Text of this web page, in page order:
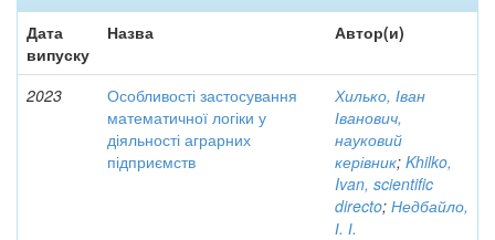
Дата
випуску
Назва Автор(и)
2023
Особливості застосування
математичної логіки у
діяльності аграрних
підприємств
Хилько, Іван
Іванович,
науковий
керівник; Khilko,
Ivan, scientific
directo; Недбайло,
І. І.